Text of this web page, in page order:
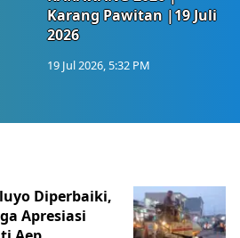
Karang Pawitan |19 Juli
2026
19 Jul 2026, 5:32 PM
Diperbaiki,
Apresiasi